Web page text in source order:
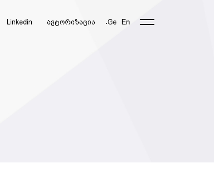
Linkedin ავტორიზაცია Ge En